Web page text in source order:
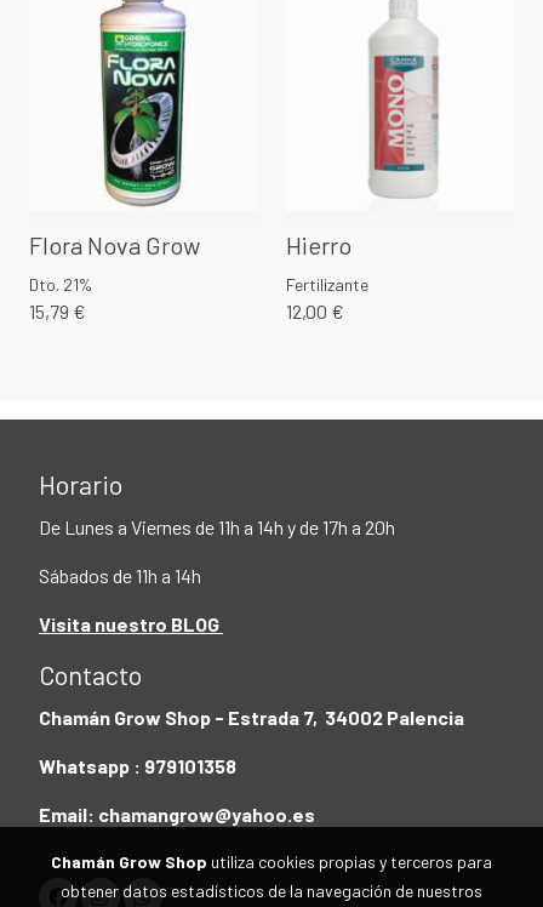
Flora Nova Grow
Dto. 21%
15,79 €
Hierro
Fertilizante
12,00 €
Horario
De Lunes a Viernes de 11h a 14h y de 17h a 20h
Sábados de 11h a 14h
Visita nuestro BLOG
Contacto
Chamán Grow Shop - Estrada 7, 34002 Palencia
Whatsapp : 979101358
Email: chamangrow@yahoo.es
Chamán Grow Shop utiliza cookies propias y terceros para
obtener datos estadísticos de la navegación de nuestros